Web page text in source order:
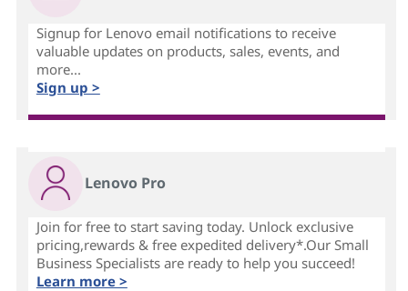
Signup for Lenovo email notifications to receive
valuable updates on products, sales, events, and
more...
Sign up >
Lenovo Pro
Join for free to start saving today. Unlock exclusive
pricing,rewards & free expedited delivery*.Our Small
Business Specialists are ready to help you succeed!
Learn more >